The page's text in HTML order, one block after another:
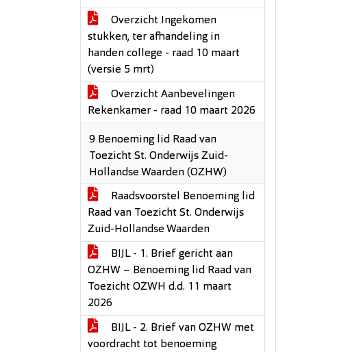
Overzicht Ingekomen
stukken, ter afhandeling in
handen college - raad 10 maart
(versie 5 mrt)
Overzicht Aanbevelingen
Rekenkamer - raad 10 maart 2026
9 Benoeming lid Raad van
Toezicht St. Onderwijs Zuid-
Hollandse Waarden (OZHW)
Raadsvoorstel Benoeming lid
Raad van Toezicht St. Onderwijs
Zuid-Hollandse Waarden
BIJL - 1. Brief gericht aan
OZHW – Benoeming lid Raad van
Toezicht OZWH d.d. 11 maart
2026
BIJL - 2. Brief van OZHW met
voordracht tot benoeming